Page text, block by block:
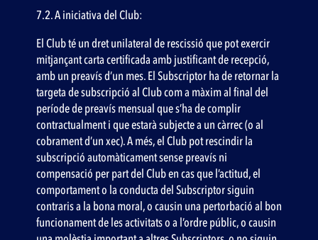
7.2. A iniciativa del Club:
El Club té un dret unilateral de rescissió que pot exercir
mitjançant carta certificada amb justificant de recepció,
amb un preavís d’un mes. El Subscriptor ha de retornar la
targeta de subscripció al Club com a màxim al final del
període de preavís mensual que s’ha de complir
contractualment i que estarà subjecte a un càrrec (o al
cobrament d’un xec). A més, el Club pot rescindir la
subscripció automàticament sense preavís ni
compensació per part del Club en cas que l’actitud, el
comportament o la conducta del Subscriptor siguin
contraris a la bona moral, o causin una pertorbació al bon
funcionament de les activitats o a l’ordre públic, o causin